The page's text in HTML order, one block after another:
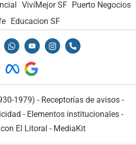
VivíMejor SF Puerto Negocios
Educacion SF
1979) - Receptorías de avisos -
- Elementos institucionales -
El Litoral - MediaKit